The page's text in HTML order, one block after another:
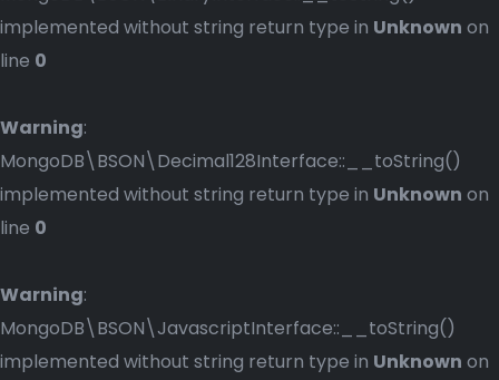
implemented without string return type in Unknown on
line 0
Warning:
MongoDB\BSON\Decimal128Interface::__toString()
implemented without string return type in Unknown on
line 0
Warning:
MongoDB\BSON\JavascriptInterface::__toString()
implemented without string return type in Unknown on